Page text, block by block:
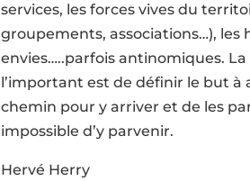
services, les forces vives du
groupements, associations…), les
envies…..parfois antinomiques. La
l’important est de définir le but
chemin pour y arriver et de les
impossible d’y parvenir.
Hervé Herry